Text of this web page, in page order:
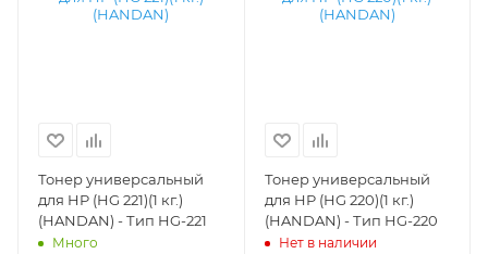
Тонер универсальный
для HP (HG 221)(1 кг.)
(HANDAN) - Тип HG-221
Много
Тонер универсальный
для HP (HG 220)(1 кг.)
(HANDAN) - Тип HG-220
Нет в наличии